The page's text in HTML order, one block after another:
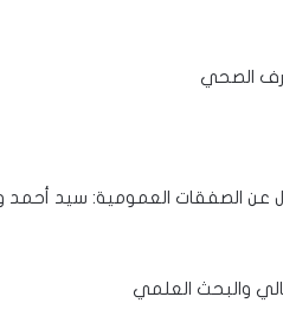
الصحي
عن الصفقات العمومية: سيد أحمد
والبحث العلمي